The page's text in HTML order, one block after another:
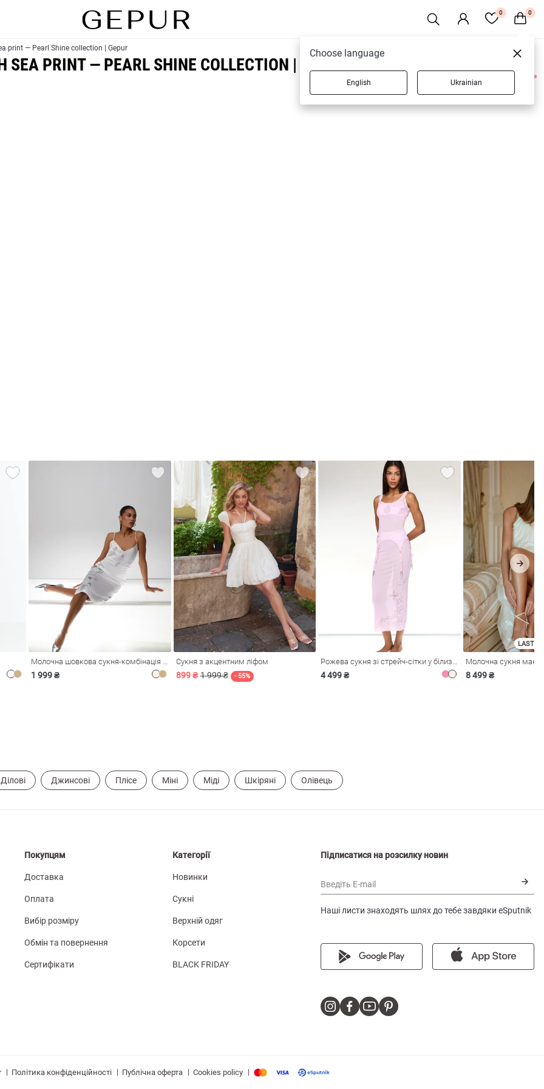
0 0
print — Pearl Shine collection | Gepur
PRINT — PEARL SHINE COLLECTION | GEPUR
1 товарів
1 999 ₴
Сукня з акцентним ліфом
899 ₴ 1 999 ₴ - 55% 4 499 ₴
LAST
8 499 ₴
Ділові Джинсові Плісе Міні Міді Шкіряні Олівець
Покупцям
Доставка
Оплата
Вибір розміру
Обмін та повернення
Сертифікати
Категорії
Новинки
Сукні
Верхній одяг
Корсети
BLACK FRIDAY
Підписатися на розсилку новин
Введіть E-mail
Наші листи знаходять шлях до тебе завдяки eSputnik
| Політика конфіденційності | Публічна оферта | Cookies policy |
Choose language
English Ukrainian